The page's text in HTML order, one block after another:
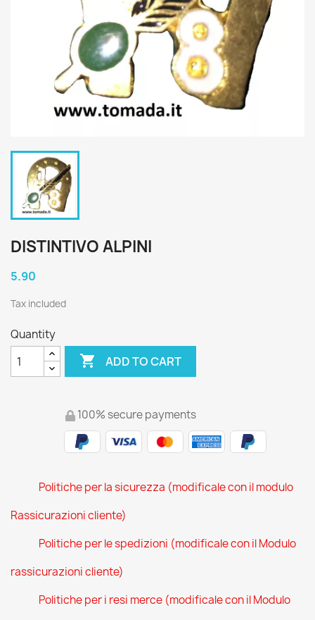
DISTINTIVO ALPINI
5.90
Tax included
Quantity
 ADD TO CART
100% secure payments
Politiche per la sicurezza (modificale con il modulo
Rassicurazioni cliente)
Politiche per le spedizioni (modificale con il Modulo
rassicurazioni cliente)
Politiche per i resi merce (modificale con il Modulo